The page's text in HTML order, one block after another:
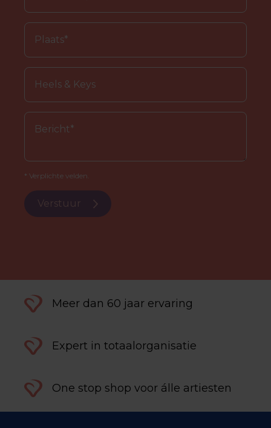
* Verplichte velden.
Verstuur
Meer dan 60 jaar ervaring
Expert in totaalorganisatie
One stop shop voor álle artiesten